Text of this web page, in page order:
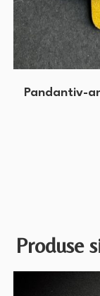
Pandantiv-
Produse